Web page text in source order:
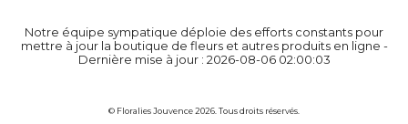
Notre équipe sympatique déploie des efforts constants pour
mettre à jour la boutique de fleurs et autres produits en ligne -
Dernière mise à jour : 2026-08-06 02:00:03
© Floralies Jouvence 2026. Tous droits réservés.